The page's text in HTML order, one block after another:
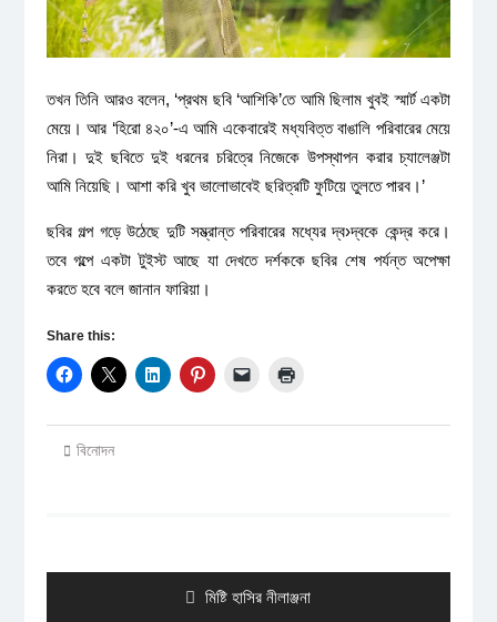
তখন তিনি আরও বলেন, ‘প্রথম ছবি ‘আশিকি’তে আমি ছিলাম খুবই স্মার্ট একটা
মেয়ে। আর ‘হিরো ৪২০’-এ আমি একেবারেই মধ্যবিত্ত বাঙালি পরিবারের মেয়ে
নিরা। দুই ছবিতে দুই ধরনের চরিত্রে নিজেকে উপস্থাপন করার চ্যালেঞ্জটা
আমি নিয়েছি। আশা করি খুব ভালোভাবেই ছরিত্রটি ফুটিয়ে তুলতে পারব।’
ছবির গল্প গড়ে উঠেছে দুটি সম্ভ্রান্ত পরিবারের মধ্যের দ্ব›দ্বকে কেন্দ্র করে।
তবে গল্পে একটা টুইস্ট আছে যা দেখতে দর্শককে ছবির শেষ পর্যন্ত অপেক্ষা
করতে হবে বলে জানান ফারিয়া।
Share this:
বিনোদন
Previous
মিষ্টি হাসির নীলাঞ্জনা